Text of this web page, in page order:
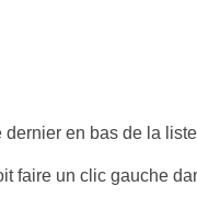
dernier en bas de la
faire un clic gauche